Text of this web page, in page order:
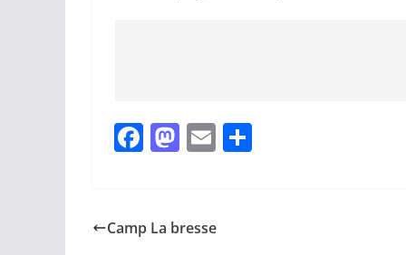
F
e
M
o
E
l
Camp La bresse